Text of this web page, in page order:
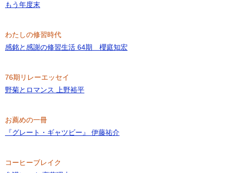
もう年度末
わたしの修習時代
感銘と感謝の修習生活 64期 櫻庭知宏
76期リレーエッセイ
野菊とロマンス 上野裕平
お薦めの一冊
『グレート・ギャツビー』 伊藤祐介
コーヒーブレイク